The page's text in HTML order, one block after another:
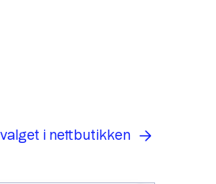
i nettbutikken